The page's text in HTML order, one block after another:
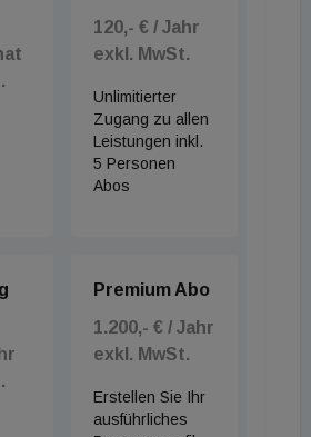
dieser Art in
seien: „In Österreich
wie etwa in
sagt Standl. Blei wäre
oder
verbaut bzw. zumeist im
„Wenn man diese
Dämpfe – etwa beim
und gesundheitsschädlich
120,- € / Jahr
exkl. MwSt.
Unlimitierter
Zugang zu allen
Leistungen inkl.
5 Personen
Abos
Premium Abo
1.200,- € / Jahr
exkl. MwSt.
Erstellen Sie Ihr
ausführliches